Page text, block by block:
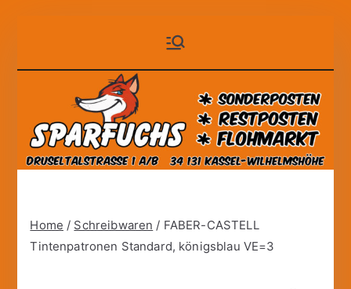
springen
Sparfuchs
– Kassel
Home / Schreibwaren / FABER-CASTELL
Tintenpatronen Standard, königsblau VE=3